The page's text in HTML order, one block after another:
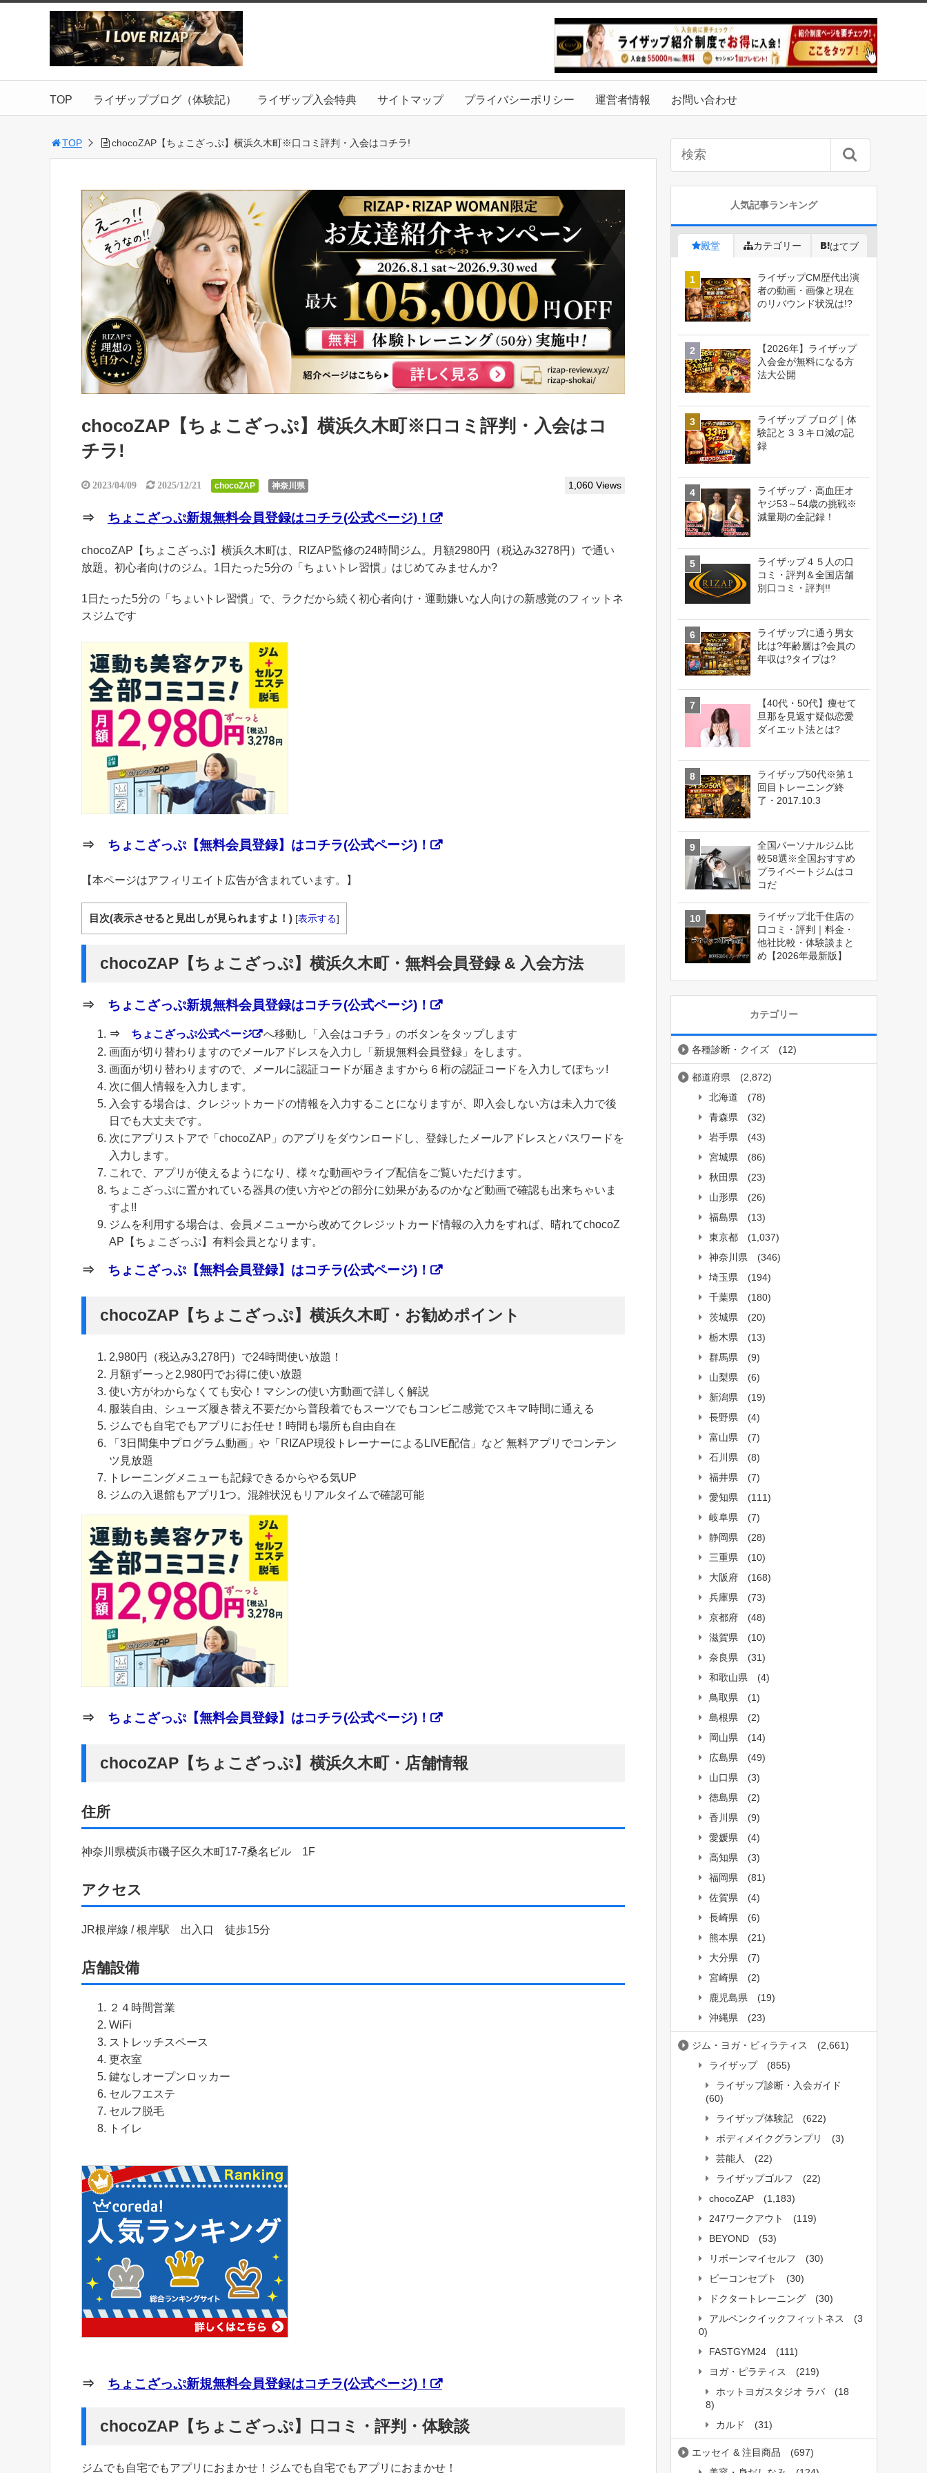
TOP ライザップブログ（体験記） ライザップ入会特典 サイトマップ プライバシーポリシー 運営者情報 お問い合わせ
TOP chocoZAP【ちょこざっぷ】横浜久木町※口コミ評判・入会はコチラ!
chocoZAP【ちょこざっぷ】横浜久木町※口コミ評判・入会はコ
チラ!
2023/04/09 2025/12/21 chocoZAP 神奈川県 1,060 Views
⇒ ちょこざっぷ新規無料会員登録はコチラ(公式ページ)！
chocoZAP【ちょこざっぷ】横浜久木町は、RIZAP監修の24時間ジム。月額2980円（税込み3278円）で通い
放題。初心者向けのジム。1日たった5分の「ちょいトレ習慣」はじめてみませんか?
1日たった5分の「ちょいトレ習慣」で、ラクだから続く初心者向け・運動嫌いな人向けの新感覚のフィットネ
スジムです
⇒ ちょこざっぷ【無料会員登録】はコチラ(公式ページ)！
【本ページはアフィリエイト広告が含まれています。】
目次(表示させると見出しが見られますよ！) [表示する]
chocoZAP【ちょこざっぷ】横浜久木町・無料会員登録 & 入会方法
⇒ ちょこざっぷ新規無料会員登録はコチラ(公式ページ)！
⇒ ちょこざっぷ公式ページ
へ移動し「入会はコチラ」のボタンをタップします
画面が切り替わりますのでメールアドレスを入力し「新規無料会員登録」をします。
画面が切り替わりますので、メールに認証コードが届きますから６桁の認証コードを入力してぽちッ!
次に個人情報を入力します。
入会する場合は、クレジットカードの情報を入力することになりますが、即入会しない方は未入力で後
日でも大丈夫です。
次にアプリストアで「chocoZAP」のアプリをダウンロードし、登録したメールアドレスとパスワードを
入力します。
これで、アプリが使えるようになり、様々な動画やライブ配信をご覧いただけます。
ちょこざっぷに置かれている器具の使い方やどの部分に効果があるのかなど動画で確認も出来ちゃいま
すよ!!
ジムを利用する場合は、会員メニューから改めてクレジットカード情報の入力をすれば、晴れてchocoZ
AP【ちょこざっぷ】有料会員となります。
⇒ ちょこざっぷ【無料会員登録】はコチラ(公式ページ)！
chocoZAP【ちょこざっぷ】横浜久木町・お勧めポイント
2,980円（税込み3,278円）で24時間使い放題！
月額ずーっと2,980円でお得に使い放題
使い方がわからなくても安心！マシンの使い方動画で詳しく解説
服装自由、シューズ履き替え不要だから普段着でもスーツでもコンビニ感覚でスキマ時間に通える
ジムでも自宅でもアプリにお任せ！時間も場所も自由自在
「3日間集中プログラム動画」や「RIZAP現役トレーナーによるLIVE配信」など 無料アプリでコンテン
ツ見放題
トレーニングメニューも記録できるからやる気UP
ジムの入退館もアプリ1つ。混雑状況もリアルタイムで確認可能
⇒ ちょこざっぷ【無料会員登録】はコチラ(公式ページ)！
chocoZAP【ちょこざっぷ】横浜久木町・店舗情報
住所
神奈川県横浜市磯子区久木町17-7桑名ビル 1F
アクセス
JR根岸線 / 根岸駅 出入口 徒歩15分
店舗設備
２４時間営業
WiFi
ストレッチスペース
更衣室
鍵なしオープンロッカー
セルフエステ
セルフ脱毛
トイレ
⇒ ちょこざっぷ新規無料会員登録はコチラ(公式ページ)！
chocoZAP【ちょこざっぷ】口コミ・評判・体験談
ジムでも自宅でもアプリにおまかせ！ジムでも自宅でもアプリにおまかせ！
人気記事ランキング
殿堂 カテゴリー はてブ
ライザップCM歴代出演
者の動画・画像と現在
のリバウンド状況は!?
【2026年】ライザップ
入会金が無料になる方
法大公開
ライザップ ブログ｜体
験記と３３キロ減の記
録
ライザップ・高血圧オ
ヤジ53～54歳の挑戦※
減量期の全記録！
ライザップ４５人の口
コミ・評判＆全国店舗
別口コミ・評判!!
ライザップに通う男女
比は?年齢層は?会員の
年収は?タイプは?
【40代・50代】痩せて
旦那を見返す疑似恋愛
ダイエット法とは?
ライザップ50代※第１
回目トレーニング終
了・2017.10.3
全国パーソナルジム比
較58選※全国おすすめ
プライベートジムはコ
コだ
ライザップ北千住店の
口コミ・評判｜料金・
他社比較・体験談まと
め【2026年最新版】
カテゴリー
各種診断・クイズ (12)
都道府県
(2,872)
北海道
(78)
青森県
(32)
岩手県
(43)
宮城県
(86)
秋田県
(23)
山形県
(26)
福島県
(13)
東京都
(1,037)
神奈川県
(346)
埼玉県
(194)
千葉県
(180)
茨城県
(20)
栃木県
(13)
群馬県
(9)
山梨県
(6)
新潟県
(19)
長野県
(4)
富山県
(7)
石川県
(8)
福井県
(7)
愛知県
(111)
岐阜県
(7)
静岡県
(28)
三重県
(10)
大阪府
(168)
兵庫県
(73)
京都府
(48)
滋賀県
(10)
奈良県
(31)
和歌山県
(4)
鳥取県
(1)
島根県
(2)
岡山県
(14)
広島県
(49)
山口県
(3)
徳島県
(2)
香川県
(9)
愛媛県
(4)
高知県
(3)
福岡県
(81)
佐賀県
(4)
長崎県
(6)
熊本県
(21)
大分県
(7)
宮崎県
(2)
鹿児島県
(19)
沖縄県
(23)
ジム・ヨガ・ピィラティス
(2,661)
ライザップ
(855)
ライザップ診断・入会ガイド
(60)
ライザップ体験記
(622)
ボディメイクグランプリ
(3)
芸能人
(22)
ライザップゴルフ
(22)
chocoZAP
(1,183)
247ワークアウト
(119)
BEYOND
(53)
リボーンマイセルフ
(30)
ビーコンセプト
(30)
ドクタートレーニング
(30)
アルペンクイックフィットネス
(3
0)
FASTGYM24
(111)
ヨガ・ピラティス
(219)
ホットヨガスタジオ ラバ
(18
8)
カルド
(31)
エッセイ & 注目商品
(697)